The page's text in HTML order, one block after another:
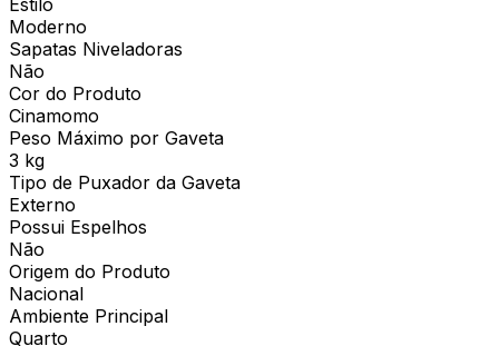
Moderno
Sapatas Niveladoras
Não
Cor do Produto
Cinamomo
Peso Máximo por Gaveta
3 kg
Tipo de Puxador da Gaveta
Externo
Possui Espelhos
Não
Origem do Produto
Nacional
Ambiente Principal
Quarto